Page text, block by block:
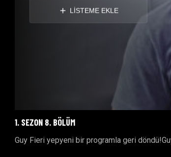
LİSTEME EKLE
1. SEZON 8. BÖLÜM
Guy Fieri yepyeni bir programla geri